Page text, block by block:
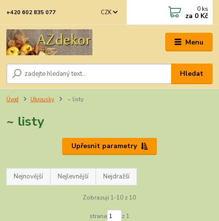
Menu
CZK
Hledat
+420 602 835 077 0 ks
za 0 Kč
Úvod Ubrousky ~ listy
~ listy
Upřesnit parametry
Nejnovější Nejlevnější Nejdražší
Zobrazuji 1-10 z 10
strana z 1